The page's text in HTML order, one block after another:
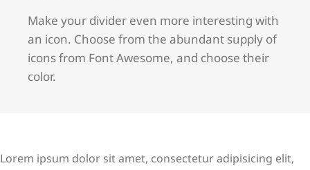
Make your divider even more interesting with
an icon. Choose from the abundant supply of
icons from Font Awesome, and choose their
color.
Lorem ipsum dolor sit amet, consectetur adipisicing elit,